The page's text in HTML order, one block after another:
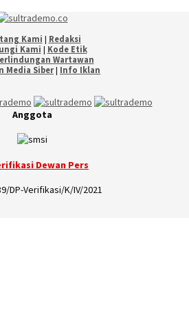
Kami | Redaksi
Kami | Kode Etik
Wartawan
Media Siber| Info Iklan
Anggota
Dewan Pers
DP-Verifikasi/K/IV/2021